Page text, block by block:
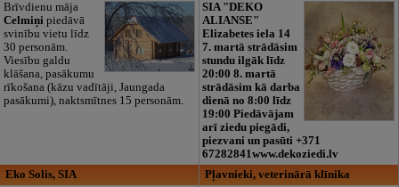
Brīvdienu māja
Celmiņipiedāvā
svinību vietu līdz
30 personām.
Viesību galdu
klāšana, pasākumu
rīkošana (kāzu vadītāji, Jaungada
pasākumi), naktsmītnes 15 personām.
SIA "DEKO
ALIANSE"
Elizabetes iela 14
7. martā strādāsim
stundu ilgāk līdz
20:00 8. martā
strādāsim kā darba
dienā no 8:00 līdz
19:00 Piedāvājam
arī ziedu piegādi,
piezvani un pasūti +371
67282841www.dekoziedi.lv
Eko Solis, SIA
Pļavnieki, veterinārā klīnika